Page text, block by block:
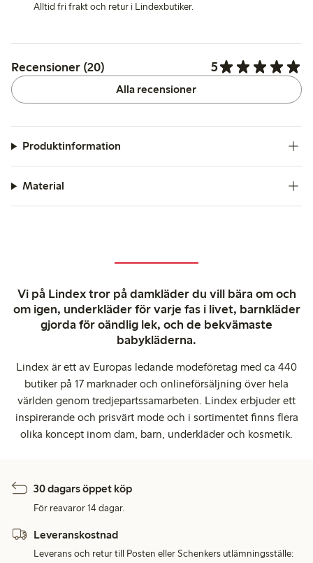
Alltid fri frakt och retur i Lindexbutiker.
Recensioner (20) 5
Alla recensioner
Produktinformation
Material
Vi på Lindex tror på damkläder du vill bära om och
om igen, underkläder för varje fas i livet, barnkläder
gjorda för oändlig lek, och de bekvämaste
babykläderna.
Lindex är ett av Europas ledande modeföretag med ca 440
butiker på 17 marknader och onlineförsäljning över hela
världen genom tredjepartssamarbeten. Lindex erbjuder ett
inspirerande och prisvärt mode och i sortimentet finns flera
olika koncept inom dam, barn, underkläder och kosmetik.
30 dagars öppet köp
För reavaror 14 dagar.
Leveranskostnad
Leverans och retur till Posten eller Schenkers utlämningsställe: